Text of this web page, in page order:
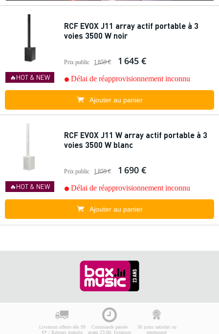
🔥HOT & NEW
RCF EVOX J11 array actif portable à 3
voies 3500 W noir
Prix public 1 859 € 1 645 €
Délai de réapprovisionnement inconnu
Ajouter au panier
🔥HOT & NEW
RCF EVOX J11 W array actif portable à 3
voies 3500 W blanc
Prix public 1 859 € 1 690 €
Délai de réapprovisionnement inconnu
Ajouter au panier
Livraison offerte dès 99
€* / Retours gratuits
Commande passée
avant 23:00, livraison
30 jours satisfait ou
remboursé